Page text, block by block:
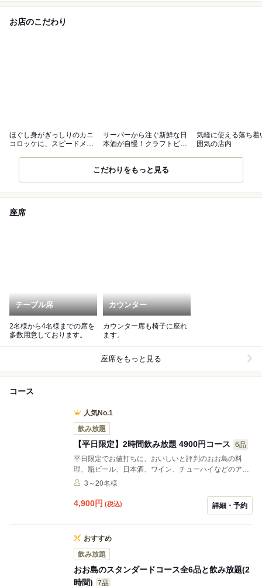
お店のこだわり
ほぐし身がぎっしりのカニ
コロッケに、スピードメニ
サーバーから注ぐ新鮮な日
本酒が自慢！クラフトビー
気軽に使える落ち着
囲気の店内
こだわりをもっと見る
座席
テーブル席
2名様から4名様までの席を
多数用意しております。
カウンター
カウンター席も椅子に座れ
ます。
座席をもっと見る
コース
人気No.1
飲み放題
【平日限定】2時間飲み放題 4900円コース
6品
平日限定でお値打ちに、おいしいと評判のおお島の料
理、瓶ビール、日本酒、ワイン、チューハイなどのアル
コール類の飲み放題がついたコースです。
3～20名様
4,900円 (税込) 詳細・予約
おすすめ
飲み放題
おお島のスタンダードコース全6品と飲み放題(2
時間)
7品